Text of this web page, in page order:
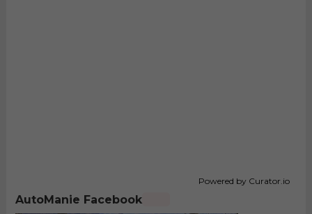
Powered by Curator.io
AutoManie Facebook